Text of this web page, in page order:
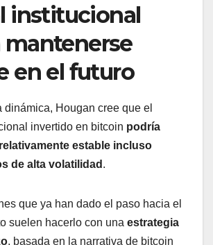
institucional
mantenerse
en el futuro
dinámica, Hougan cree que el
invertido en bitcoin podría
estable incluso
de alta volatilidad .
que ya han dado el paso hacia el
suelen hacerlo con una estrategia
, basada en la narrativa de bitcoin